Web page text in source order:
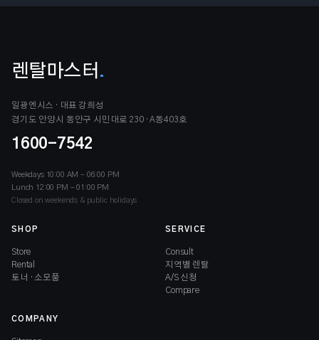
렌탈마스터 .
일광엔시스 · 대표 강희성
경기도 안양시 동안구 시민대로 230 · A동403호
1600-7542
Weekdays 10:00 AM – 06:00 PM
Lunch 12:00 PM – 01:00 PM
Closed on weekends & public holidays
SHOP
Store
Rental
토너 · 소모품
SERVICE
Consult
지역별 렌탈
A/S 신청
Compare
COMPANY